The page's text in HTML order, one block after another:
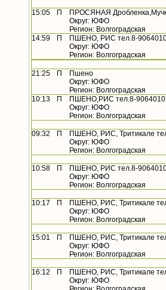
15:05 П
ПРОСЯНАЯ
Округ: ЮФО
Регион: Волгоградская
14:59
П
ПШЕНО, РИС тел.8-
Округ: ЮФО
Регион: Волгоградская
21:25 П
Пшено
Округ: ЮФО
Регион: Волгоградская
10:13
П
ПШЕНО,РИС тел.8-
Округ: ЮФО
Регион: Волгоградская
09:32 П
ПШЕНО, РИС, Тритикале
Округ: ЮФО
Регион: Волгоградская
10:58 П
ПШЕНО, РИС тел.8-
Округ: ЮФО
Регион: Волгоградская
10:17 П
ПШЕНО, РИС, Тритикале
Округ: ЮФО
Регион: Волгоградская
15:01 П
ПШЕНО, РИС, Тритикале
Округ: ЮФО
Регион: Волгоградская
16:12 П
ПШЕНО, РИС, Тритикале
Округ: ЮФО